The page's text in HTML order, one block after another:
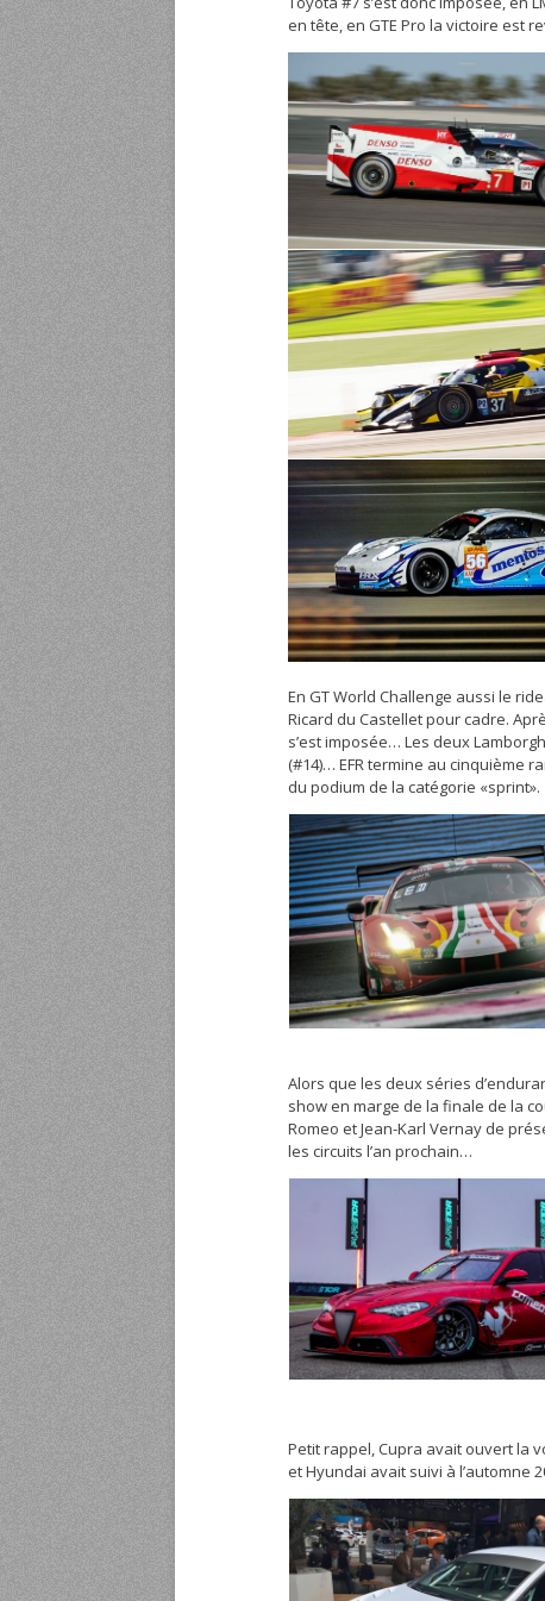
en tête, en GTE Pro la victoire est
En GT World Challenge aussi le
Ricard du Castellet pour cadre.
s’est imposée… Les deux
(#14)… EFR termine au cinquième
du podium de la catégorie «sprint».
Alors que les deux séries
show en marge de la finale de la
Romeo et Jean-Karl Vernay de
les circuits l’an prochain…
Petit rappel, Cupra avait ouvert la
et Hyundai avait suivi à l’automne